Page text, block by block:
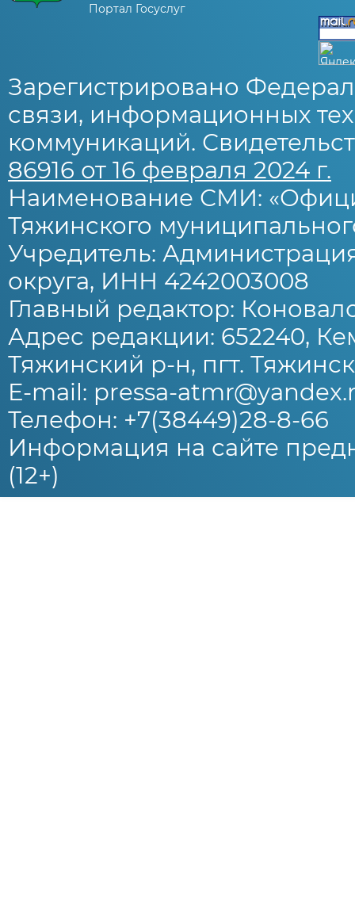
Портал Госуслуг
Зарегистрировано
связи, информационных
коммуникаций.
86916 от 16 февраля 2024 г.
Наименование СМИ:
Тяжинского
Учредитель:
округа, ИНН 4242003008
Главный редактор:
Адрес редакции: 652240,
Тяжинский р-н, пгт.
E-mail: pressa-
Телефон: +7(38449)28-8-66
Информация на сайте
(12+)